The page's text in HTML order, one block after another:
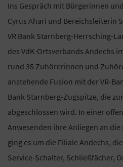
Ins Gespräch mit Bürgerinnen
Cyrus Ahari und Bereichsleiterin
VR Bank Starnberg-Herrsching-
des VdK-Ortsverbands Andechs
rund 35 Zuhörerinnen und
anstehende Fusion mit der VR-
Bank Starnberg-Zugspitze, die
abgeschlossen wird. In einer
Anwesenden ihre Anliegen an
ging es um die Filiale Andechs,
Service-Schalter, Schließfächer,